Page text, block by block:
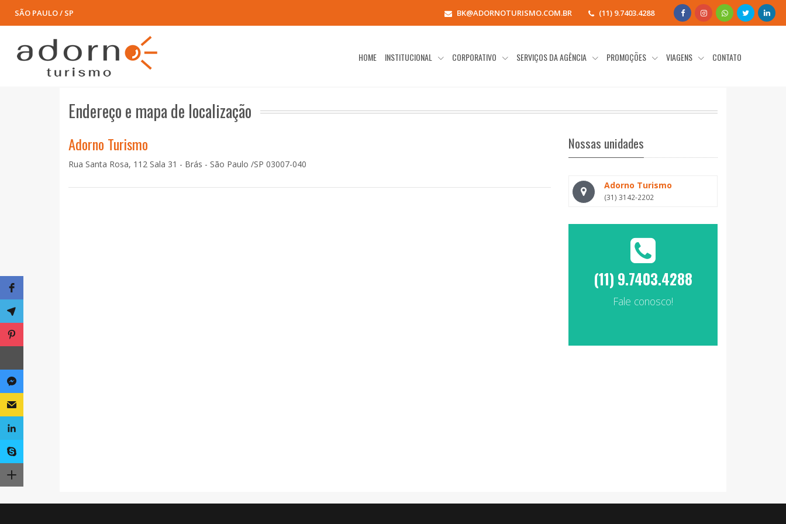
SÃO PAULO / SP BK@ADORNOTURISMO.COM.BR (11) 9.7403.4288
HOME INSTITUCIONAL CORPORATIVO SERVIÇOS DA AGÊNCIA PROMOÇÕES VIAGENS CONTATO
Endereço e mapa de localização
Adorno Turismo
Rua Santa Rosa, 112 Sala 31 - Brás - São Paulo /SP 03007-040
Nossas unidades
Adorno Turismo
(31) 3142-2202
(11) 9.7403.4288
Fale conosco!